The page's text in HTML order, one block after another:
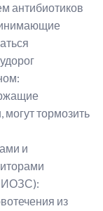
антибиотиков
тормозить
и
из